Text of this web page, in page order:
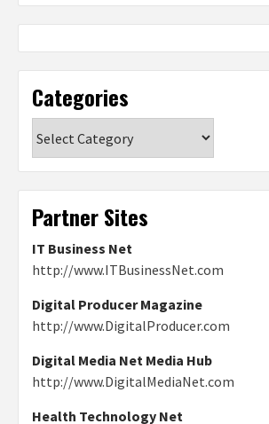
Categories
Partner Sites
IT Business Net
http://www.ITBusinessNet.com
Digital Producer Magazine
http://www.DigitalProducer.com
Digital Media Net Media Hub
http://www.DigitalMediaNet.com
Health Technology Net